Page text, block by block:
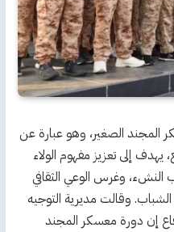
الصغير، وهو عبارة عن
مصغر لمدة 4 أسابيع، يهدف إلى تعزيز مفهوم الولاء
النشء، وغرس الوعي الثقافي
وقالت مديرية التوجيه
إن دورة معسكر المجند